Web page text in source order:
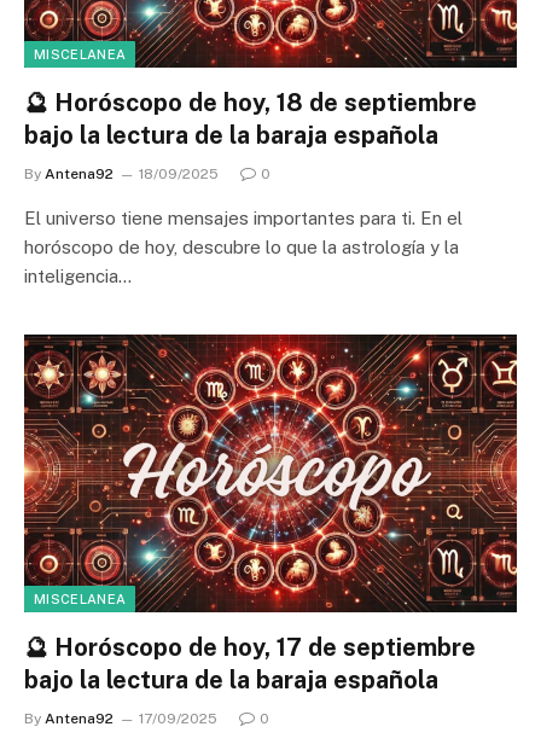
MISCELANEA
🔮 Horóscopo de hoy, 18 de septiembre
bajo la lectura de la baraja española
By Antena92 18/09/2025 0
El universo tiene mensajes importantes para ti. En el
horóscopo de hoy, descubre lo que la astrología y la
inteligencia…
MISCELANEA
🔮 Horóscopo de hoy, 17 de septiembre
bajo la lectura de la baraja española
By Antena92 17/09/2025 0